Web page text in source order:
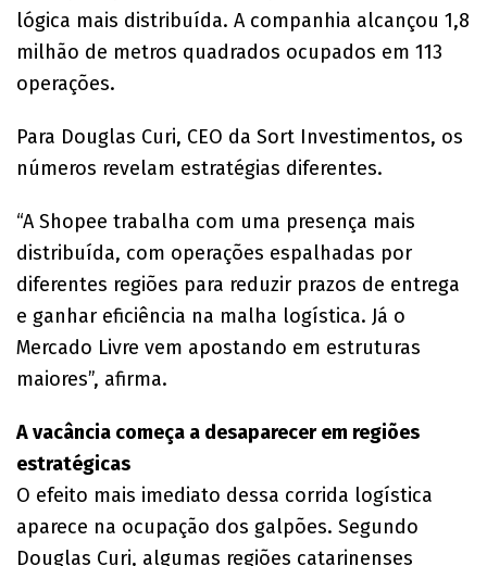
lógica mais distribuída. A companhia alcançou 1,8
milhão de metros quadrados ocupados em 113
operações.
Para Douglas Curi, CEO da Sort Investimentos, os
números revelam estratégias diferentes.
“A Shopee trabalha com uma presença mais
distribuída, com operações espalhadas por
diferentes regiões para reduzir prazos de entrega
e ganhar eficiência na malha logística. Já o
Mercado Livre vem apostando em estruturas
maiores”, afirma.
A vacância começa a desaparecer em regiões
estratégicas
O efeito mais imediato dessa corrida logística
aparece na ocupação dos galpões. Segundo
Douglas Curi, algumas regiões catarinenses